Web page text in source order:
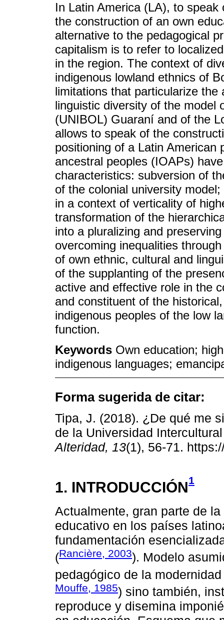
In Latin America (LA), to
the construction of an own
alternative to the pedagogical
capitalism is to refer to
in the region. The context of
indigenous lowland ethnics of
limitations that particularize
linguistic diversity of the model
(UNIBOL) Guaraní and of the
allows to speak of the
positioning of a Latin American
ancestral peoples (IOAPs)
characteristics: subversion of
of the colonial university
in a context of verticality of
transformation of the
into a pluralizing and
overcoming inequalities
of own ethnic, cultural and
of the supplanting of the
active and effective role in the
and constituent of the
indigenous peoples of the low
function.
Keywords Own education;
indigenous languages;
Forma sugerida de citar:
Tipa, J. (2018). ¿De qué me
de la Universidad
Alteridad, 13(1), 56-71.
1. INTRODUCCIÓN1
Actualmente, gran parte de
educativo en los países
fundamentación
(Rancière, 2003). Modelo
pedagógico de la
Mouffe, 1985) sino también,
reproduce y disemina